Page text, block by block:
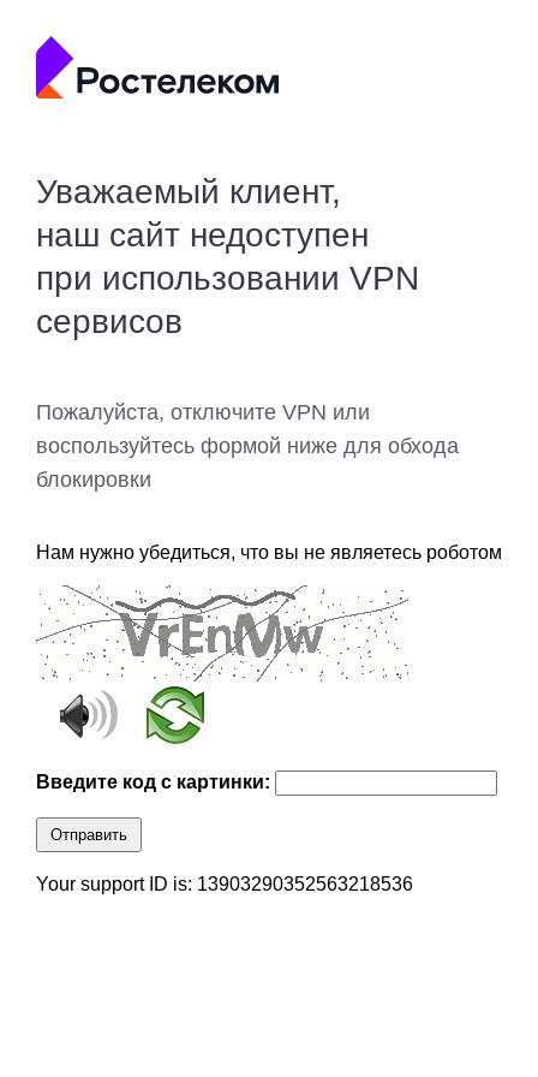
Уважаемый клиент,
наш сайт недоступен
при использовании VPN
сервисов
Пожалуйста, отключите VPN или
воспользуйтесь формой ниже для обхода
блокировки
Нам нужно убедиться, что вы не являетесь роботом
Введите код с картинки:
Отправить
Your support ID is: 13903290352563218536